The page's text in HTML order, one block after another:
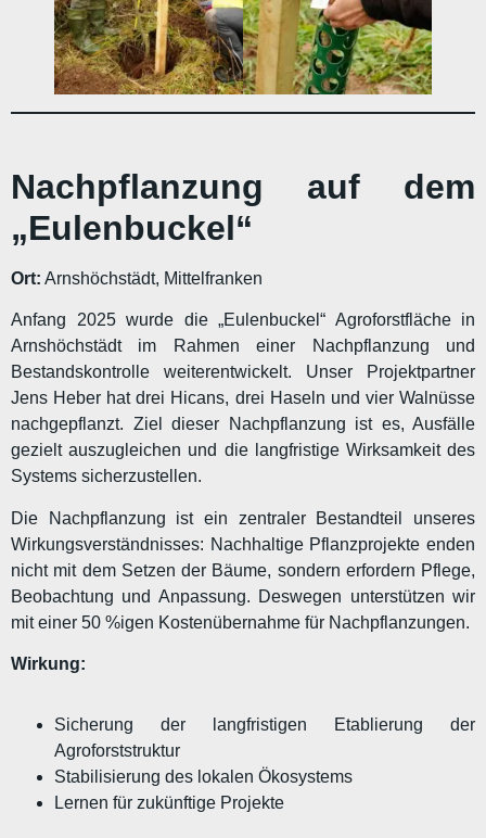
Nachpflanzung auf dem
„Eulenbuckel“
Ort: Arnshöchstädt, Mittelfranken
Anfang 2025 wurde die „Eulenbuckel“ Agroforstfläche in
Arnshöchstädt im Rahmen einer Nachpflanzung und
Bestandskontrolle weiterentwickelt. Unser Projektpartner
Jens Heber hat drei Hicans, drei Haseln und vier Walnüsse
nachgepflanzt. Ziel dieser Nachpflanzung ist es, Ausfälle
gezielt auszugleichen und die langfristige Wirksamkeit des
Systems sicherzustellen.
Die Nachpflanzung ist ein zentraler Bestandteil unseres
Wirkungsverständnisses: Nachhaltige Pflanzprojekte enden
nicht mit dem Setzen der Bäume, sondern erfordern Pflege,
Beobachtung und Anpassung. Deswegen unterstützen wir
mit einer 50 %igen Kostenübernahme für Nachpflanzungen.
Wirkung:
Sicherung der langfristigen Etablierung der
Agroforststruktur
Stabilisierung des lokalen Ökosystems
Lernen für zukünftige Projekte